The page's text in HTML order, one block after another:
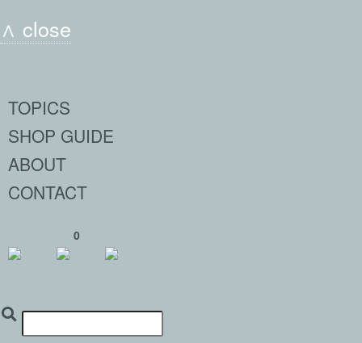
∧ close
TOPICS
SHOP GUIDE
ABOUT
CONTACT
0